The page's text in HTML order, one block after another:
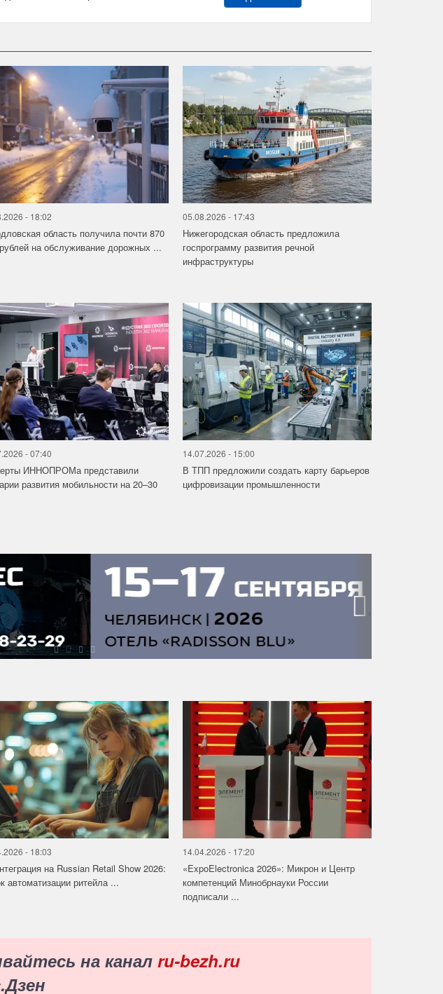
- 18:02
область получила почти 870
на обслуживание дорожных ...
05.08.2026 - 17:43
Нижегородская область предложила
госпрограмму развития речной
инфраструктуры
- 07:40
ИННОПРОМа представили
развития мобильности на 20–30
14.07.2026 - 15:00
В ТПП предложили создать карту барьеров
цифровизации промышленности
›
- 18:03
на Russian Retail Show 2026:
автоматизации ритейла ...
14.04.2026 - 17:20
«ExpoElectronica 2026»: Микрон и Центр
компетенций Минобрнауки России
подписали ...
на канал ru-bezh.ru